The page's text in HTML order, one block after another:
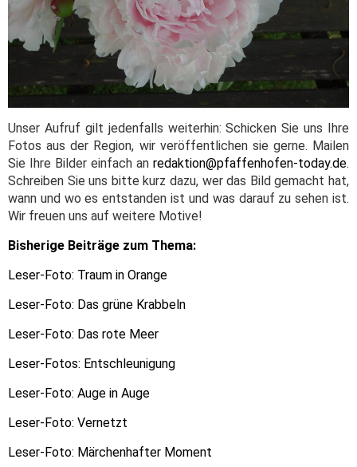
Unser Aufruf gilt jedenfalls weiterhin: Schicken Sie uns Ihre
Fotos aus der Region, wir veröffentlichen sie gerne. Mailen
Sie Ihre Bilder einfach an redaktion@pfaffenhofen-today.de.
Schreiben Sie uns bitte kurz dazu, wer das Bild gemacht hat,
wann und wo es entstanden ist und was darauf zu sehen ist.
Wir freuen uns auf weitere Motive!
Bisherige Beiträge zum Thema:
Leser-Foto: Traum in Orange
Leser-Foto: Das grüne Krabbeln
Leser-Foto: Das rote Meer
Leser-Fotos: Entschleunigung
Leser-Foto: Auge in Auge
Leser-Foto: Vernetzt
Leser-Foto: Märchenhafter Moment